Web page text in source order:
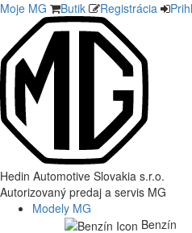
Moje MG Butik Registrácia
Hedin Automotive Slovakia s.r.o.
Autorizovaný predaj a servis MG
Modely MG
Benzín